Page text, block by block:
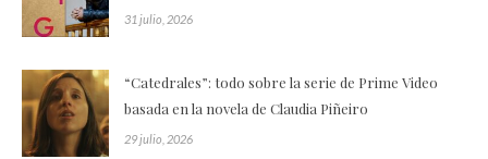
31 julio, 2026
“Catedrales”: todo sobre la serie de Prime Video
basada en la novela de Claudia Piñeiro
29 julio, 2026